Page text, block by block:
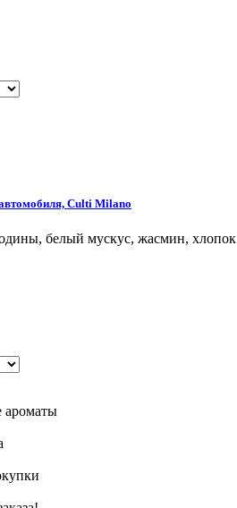
Culti Milano
белый мускус, жасмин, хлопок
ароматы